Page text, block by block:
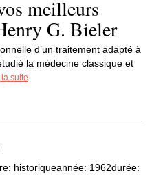
meilleurs
G. Bieler
d’un traitement adapté à
la médecine classique et
la suite
historiqueannée: 1962durée: